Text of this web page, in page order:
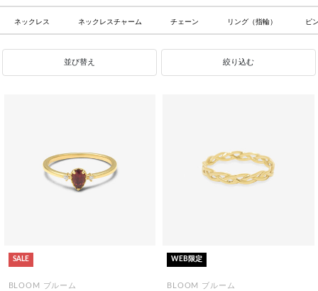
ネックレス ネックレスチャーム チェーン リング（指輪） ピ
並び替え 絞り込む
SALE
BLOOM ブルーム
WEB限定
BLOOM ブルーム